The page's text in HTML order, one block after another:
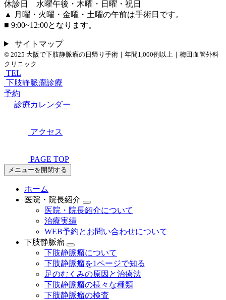
休診日 水曜午後・木曜・日曜・祝日
▲ 月曜・火曜・金曜・土曜の午前は手術日です。
■ 9:00~12:00となります。
サイトマップ
© 2025 大阪で下肢静脈瘤の日帰り手術｜年間1,000例以上｜梅田血管外科
クリニック.
TEL
下肢静脈瘤診療
予約
診療カレンダー
アクセス
PAGE TOP
メニューを開閉する
ホーム
医院・院長紹介
医院・院長紹介について
治療実績
WEB予約とお問い合わせについて
下肢静脈瘤
下肢静脈瘤について
下肢静脈瘤を1ページで知る
足のむくみの原因と治療法
下肢静脈瘤の様々な種類
下肢静脈瘤の検査